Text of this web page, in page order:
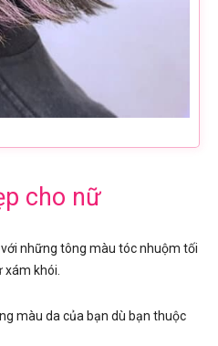
cho nữ
những tông màu tóc nhuộm tối
khói.
màu da của bạn dù bạn thuộc